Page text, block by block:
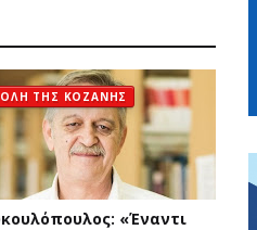
ΤΗΣ ΚΟΖΑΝΗΣ
«Έναντι